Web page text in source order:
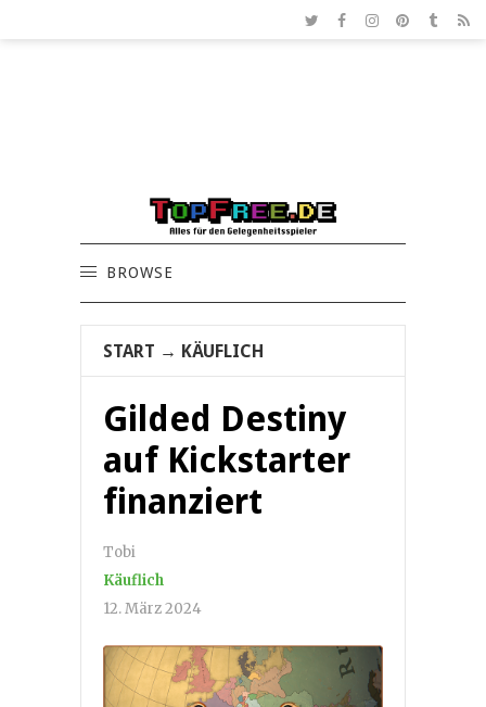
BROWSE
START → KÄUFLICH
Gilded Destiny
auf Kickstarter
finanziert
Tobi
Käuflich
12. März 2024